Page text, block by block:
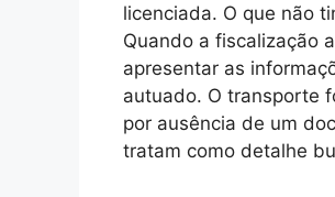
licenciada. O que não
Quando a fiscalização
apresentar as
autuado. O transporte
por ausência de um
tratam como detalhe